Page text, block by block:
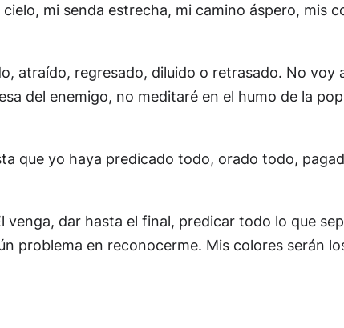
mi senda estrecha, mi camino áspero, mis
atraído, regresado, diluido o retrasado. No
del enemigo, no meditaré en el humo de la
que yo haya predicado todo, orado todo,
venga, dar hasta el final, predicar todo lo que
problema en reconocerme. Mis colores serán